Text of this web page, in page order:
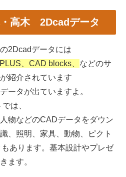
高木 2Dcadデータ
2Dcadデータには
、CAD blocks、 などのサ
紹介されています
ータが出ていますよ。
は、
物などのCADデータをダウン
、照明、家具、動物、ピクト
あります。基本設計やプレゼ
ます。